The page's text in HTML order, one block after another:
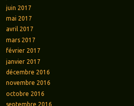
juin 2017
mai 2017
avril 2017
mars 2017
février 2017
janvier 2017
décembre 2016
novembre 2016
octobre 2016
septembre 2016